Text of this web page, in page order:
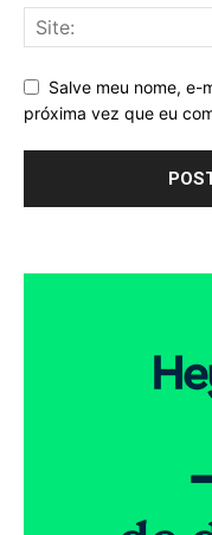
Salve meu nome, e-
próxima vez que eu